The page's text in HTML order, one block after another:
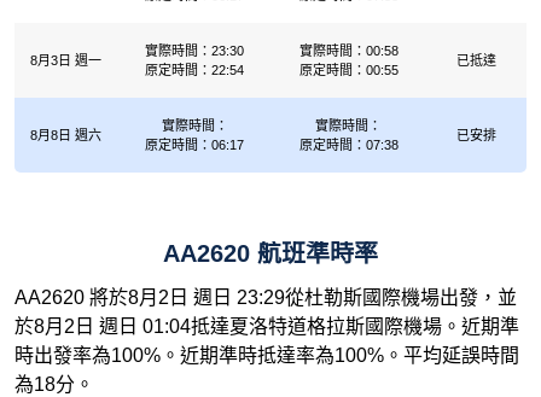
8月3日 週一
實際時間：23:30
原定時間：22:54
實際時間：00:58
原定時間：00:55
已抵達
8月8日 週六
實際時間：
原定時間：06:17
實際時間：
原定時間：07:38
已安排
AA2620 航班準時率
AA2620 將於8月2日 週日 23:29從杜勒斯國際機場出發，並
於8月2日 週日 01:04抵達夏洛特道格拉斯國際機場。近期準
時出發率為100%。近期準時抵達率為100%。平均延誤時間
為18分。